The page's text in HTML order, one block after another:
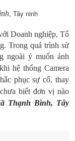
, Tây ninh
Doanh nghiệp, Tổ
Trong quá trình sử
ngoài ý muốn ảnh
hệ thống Camera
phục sự cố, thay
biết đơn vị nào
Thạnh Bình, Tây